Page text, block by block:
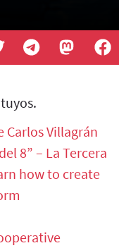
Carlos Villagrán
8” – La Tercera
how to create